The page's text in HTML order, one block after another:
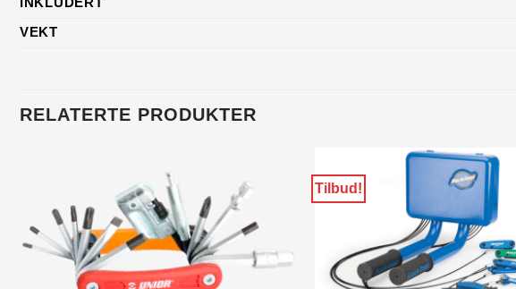
VEKT
RELATERTE PRODUKTER
Tilbud!